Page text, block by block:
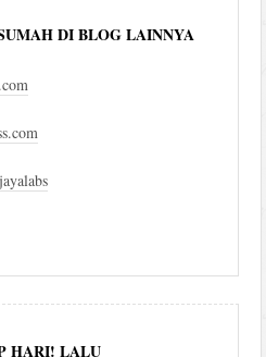
DI BLOG LAINNYA
HARI! LALU